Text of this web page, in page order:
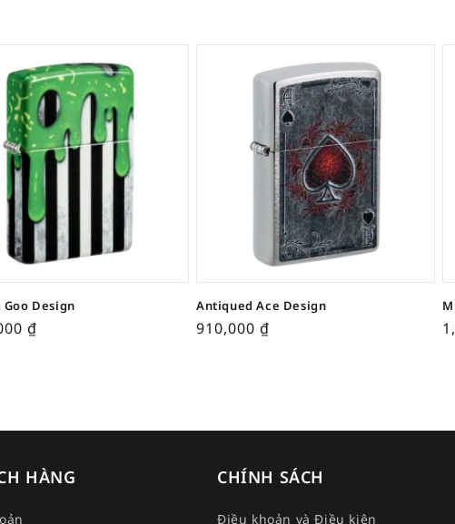
Design
₫
Antiqued Ace Design
910,000 ₫
HÀNG CHÍNH SÁCH
Điều khoản và Điều kiện